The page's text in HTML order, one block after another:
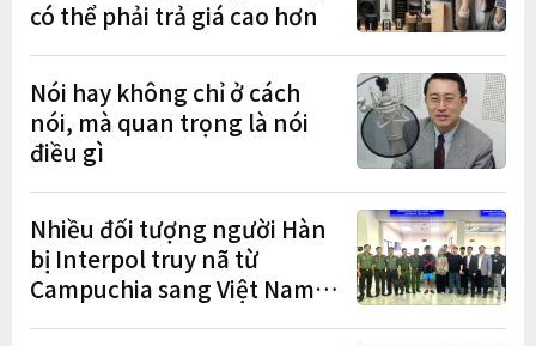
có thể phải trả giá cao hơn
Nói hay không chỉ ở cách
nói, mà quan trọng là nói
điều gì
Nhiều đối tượng người Hàn
bị Interpol truy nã từ
Campuchia sang Việt Nam